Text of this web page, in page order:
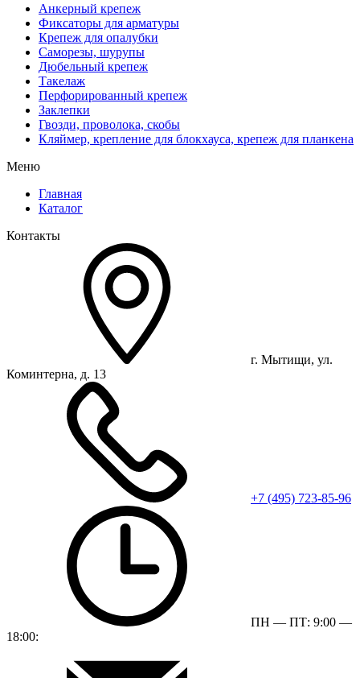
Анкерный крепеж
Фиксаторы для арматуры
Крепеж для опалубки
Саморезы, шурупы
Дюбельный крепеж
Такелаж
Перфорированный крепеж
Заклепки
Гвозди, проволока, скобы
Кляймер, крепление для блокхауса, крепеж для планкена
Меню
Главная
Каталог
Контакты
г. Мытищи, ул.
Коминтерна, д. 13
+7 (495) 723-85-96
ПН — ПТ: 9:00 —
18:00: